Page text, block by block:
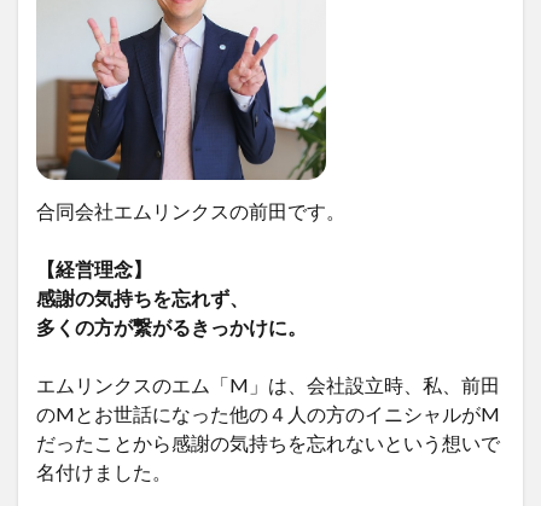
合同会社エムリンクスの前田です。
【経営理念】
感謝の気持ちを忘れず、
多くの方が繋がるきっかけに。
エムリンクスのエム「M」は、会社設立時、私、前田
のMとお世話になった他の４人の方のイニシャルがM
だったことから感謝の気持ちを忘れないという想いで
名付けました。